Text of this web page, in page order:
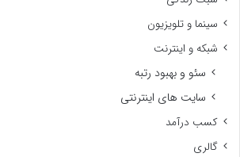
سینما و تلویزیون
شبکه و اینترنت
سئو و بهبود رتبه
سایت های اینترنتی
کسب درآمد
گالری